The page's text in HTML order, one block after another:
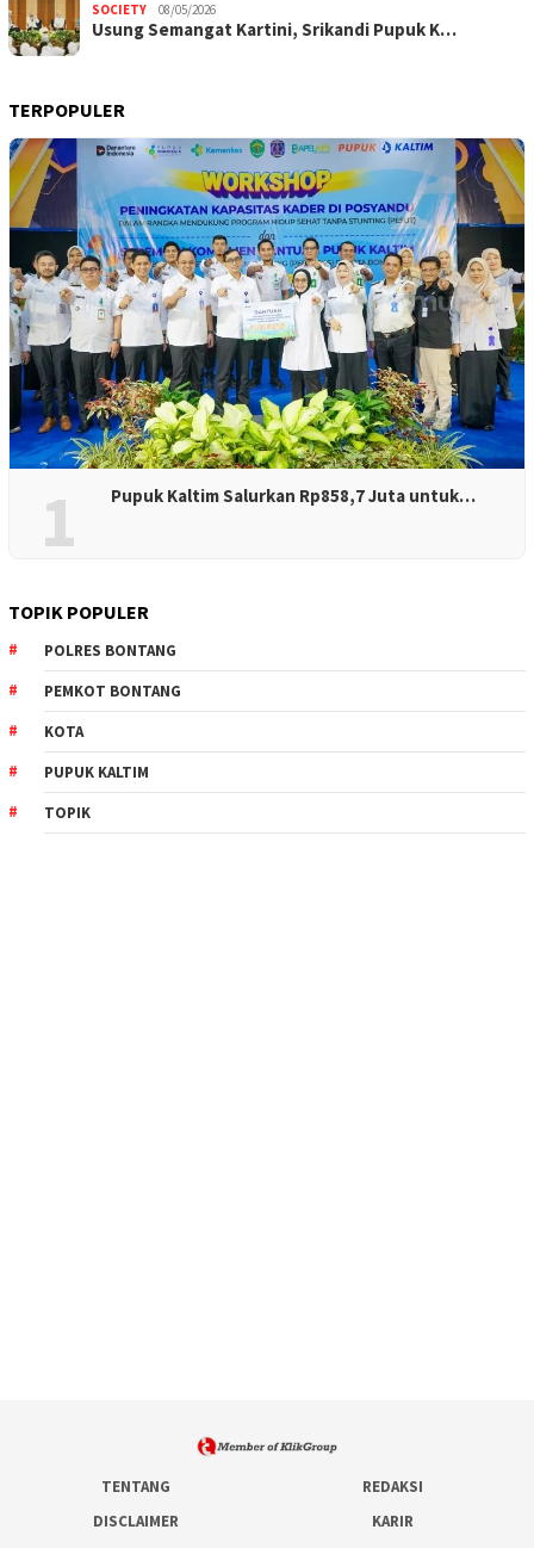
SOCIETY 08/05/2026
Usung Semangat Kartini, Srikandi Pupuk K…
TERPOPULER
1 Pupuk Kaltim Salurkan Rp858,7 Juta untuk…
TOPIK POPULER
POLRES BONTANG
PEMKOT BONTANG
KOTA
PUPUK KALTIM
TOPIK
TENTANG
REDAKSI
DISCLAIMER
KARIR